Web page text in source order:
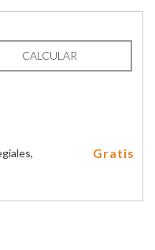
CALCULAR
Gratis